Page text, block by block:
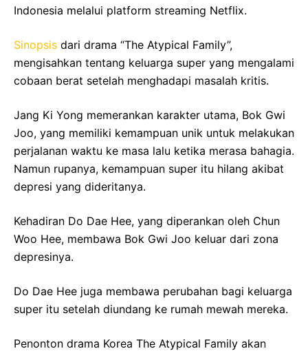
Indonesia melalui platform streaming Netflix.
Sinopsis dari drama “The Atypical Family”,
mengisahkan tentang keluarga super yang mengalami
cobaan berat setelah menghadapi masalah kritis.
Jang Ki Yong memerankan karakter utama, Bok Gwi
Joo, yang memiliki kemampuan unik untuk melakukan
perjalanan waktu ke masa lalu ketika merasa bahagia.
Namun rupanya, kemampuan super itu hilang akibat
depresi yang dideritanya.
Kehadiran Do Dae Hee, yang diperankan oleh Chun
Woo Hee, membawa Bok Gwi Joo keluar dari zona
depresinya.
Do Dae Hee juga membawa perubahan bagi keluarga
super itu setelah diundang ke rumah mewah mereka.
Penonton drama Korea The Atypical Family akan